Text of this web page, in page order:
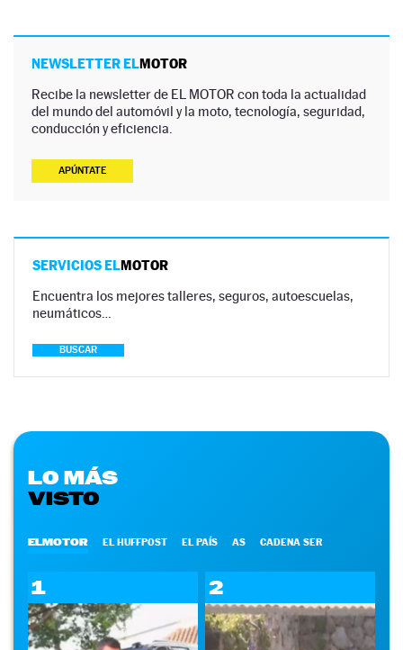
NEWSLETTER ELMOTOR
Recibe la newsletter de EL MOTOR con toda la actualidad
del mundo del automóvil y la moto, tecnología, seguridad,
conducción y eficiencia.
APÚNTATE
SERVICIOS ELMOTOR
Encuentra los mejores talleres, seguros, autoescuelas,
neumáticos…
BUSCAR
LO MÁS
VISTO
ELMOTOR EL HUFFPOST EL PAÍS AS CADENA SER
1 2